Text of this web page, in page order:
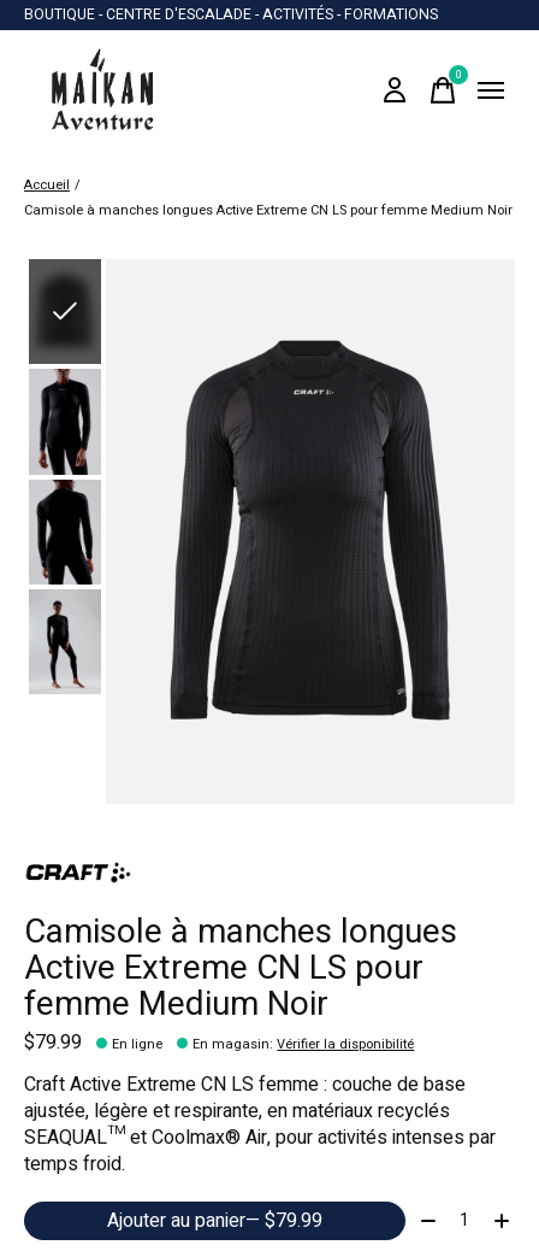
BOUTIQUE - CENTRE D'ESCALADE - ACTIVITÉS - FORMATIONS
0items
Accueil /
Camisole à manches longues Active Extreme CN LS pour femme Medium Noir
Camisole à manches longues
Active Extreme CN LS pour
femme Medium Noir
$79.99 En ligne En magasin:Vérifier la disponibilité
Craft Active Extreme CN LS femme : couche de base
ajustée, légère et respirante, en matériaux recyclés
SEAQUAL™ et Coolmax® Air, pour activités intenses par
temps froid.
Ajouter au panier
— $79.99 Quantité: